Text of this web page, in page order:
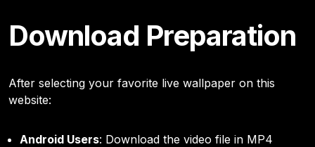
Download Preparation
After selecting your favorite live wallpaper on this
website:
Android Users: Download the video file in MP4